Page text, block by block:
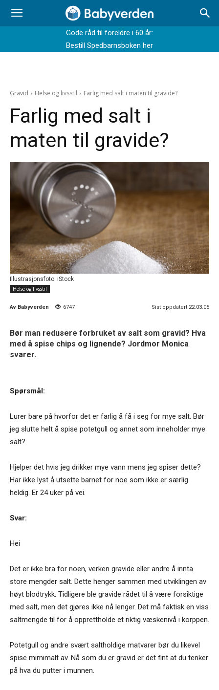
Gode råd til foreldre i 60 år:
Bestill Spedbarnsboken her
Gravid Helse og livsstil Farlig med salt i maten til gravide?
Farlig med salt i
maten til gravide?
Illustrasjonsfoto: iStock
Helse og livsstil
Av Babyverden 6747 Sist oppdatert 22.03.05
Bør man redusere forbruket av salt som gravid? Hva
med å spise chips og lignende? Jordmor Monica
svarer.
Spørsmål:
Lurer bare på hvorfor det er farlig å få i seg for mye salt. Bør
jeg slutte helt å spise potetgull og annet som inneholder mye
salt?
Hjelper det hvis jeg drikker mye vann mens jeg spiser dette?
Har ikke lyst å utsette barnet for noe som ikke er særlig
heldig. Er 24 uker på vei.
Svar:
Hei
Det er ikke bra for noen, verken gravide eller andre å innta
store mengder salt. Dette henger sammen med utviklingen av
høyt blodtrykk. Tidligere ble gravide rådet til å være forsiktige
med salt, men det gjøres ikke nå lenger. Det må faktisk en viss
saltmengde til for å opprettholde et riktig væskenivå i korppen.
Potetgull og andre svært saltholdige matvarer bør du likevel
spise mimimalt av. Nå som du er gravid er det fint at du tenker
på hva du putter i munnen.